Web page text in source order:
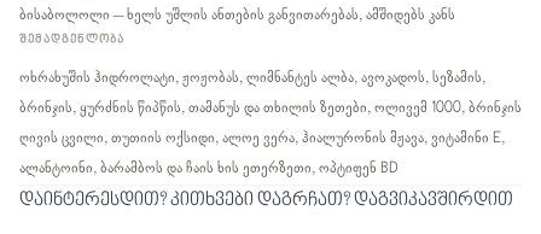
ბისაბოლოლი – ხელს უშლის ანთების განვითარებას, ამშიდებს კანს
ᲨᲔᲛᲐᲓᲒᲔᲜᲚᲝᲑᲐ
ოხრახუშის ჰიდროლატი, ჟოჟობას, ლიმნანტეს ალბა, ავოკადოს, სეზამის,
ბრინჯის, ყურძნის წიპწის, თამანუს და თხილის ზეთები, ოლივემ 1000, ბრინჯის
ღივის ცვილი, თუთიის ოქსიდი, ალოე ვერა, ჰიალურონის მჟავა, ვიტამინი E,
ალანტოინი, ბარამბოს და ჩაის ხის ეთერზეთი, ოპტიფენ BD
დაინტერესდით? კითხვები დაგრჩათ? დაგვიკავშირდით